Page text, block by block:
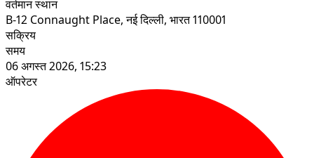
वर्तमान स्थान
B-12 Connaught Place, नई दिल्ली, भारत 110001
सक्रिय
समय
06 अगस्त 2026, 15:23
ऑपरेटर